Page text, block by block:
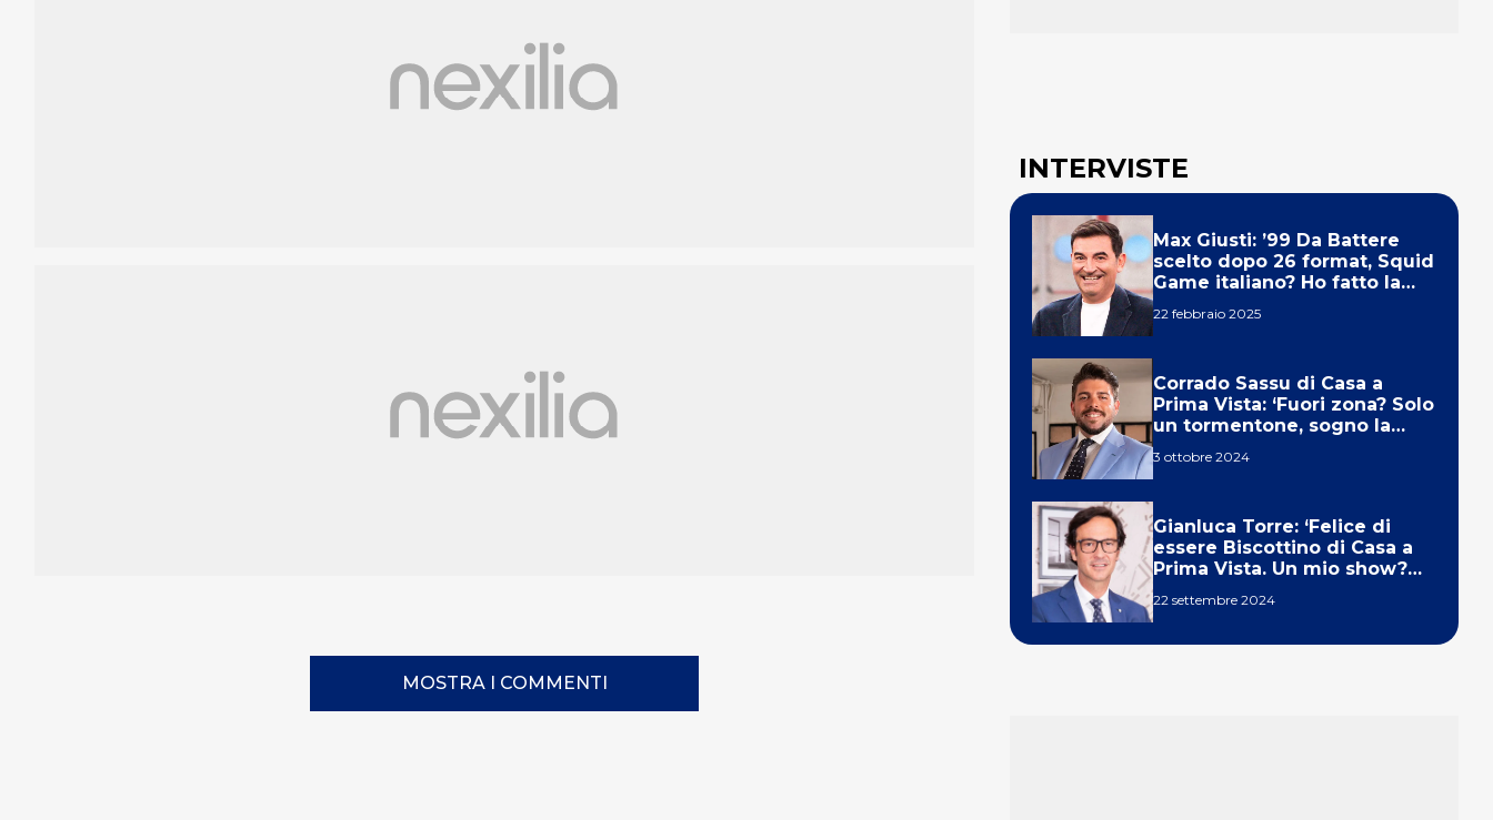
MOSTRA I COMMENTI
INTERVISTE
Max Giusti: ’99 Da Battere
scelto dopo 26 format, Squid
Game italiano? Ho fatto la
22 febbraio 2025
Corrado Sassu di Casa a
Prima Vista: ‘Fuori zona? Solo
un tormentone, sogno la
3 ottobre 2024
Gianluca Torre: ‘Felice di
essere Biscottino di Casa a
Prima Vista. Un mio show?
22 settembre 2024